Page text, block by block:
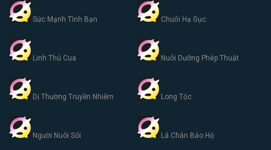
Sức Mạnh Tình Bạn Chuỗi Hạ Gục
Linh Thú Cua Nuôi Dưỡng Phép Thuật
Dị Thường Truyền Nhiễm Long Tộc
Người Nuôi Sói Lá Chắn Bảo Hộ